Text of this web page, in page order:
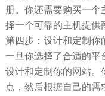
册。你还需要购买一个
择一个可靠的主机提供
第四步：设计和定制你
一旦你选择了合适的平
设计和定制你的网站。
点，然后根据自己的